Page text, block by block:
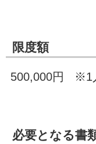
限度額
500,000円 ※1
必要となる書